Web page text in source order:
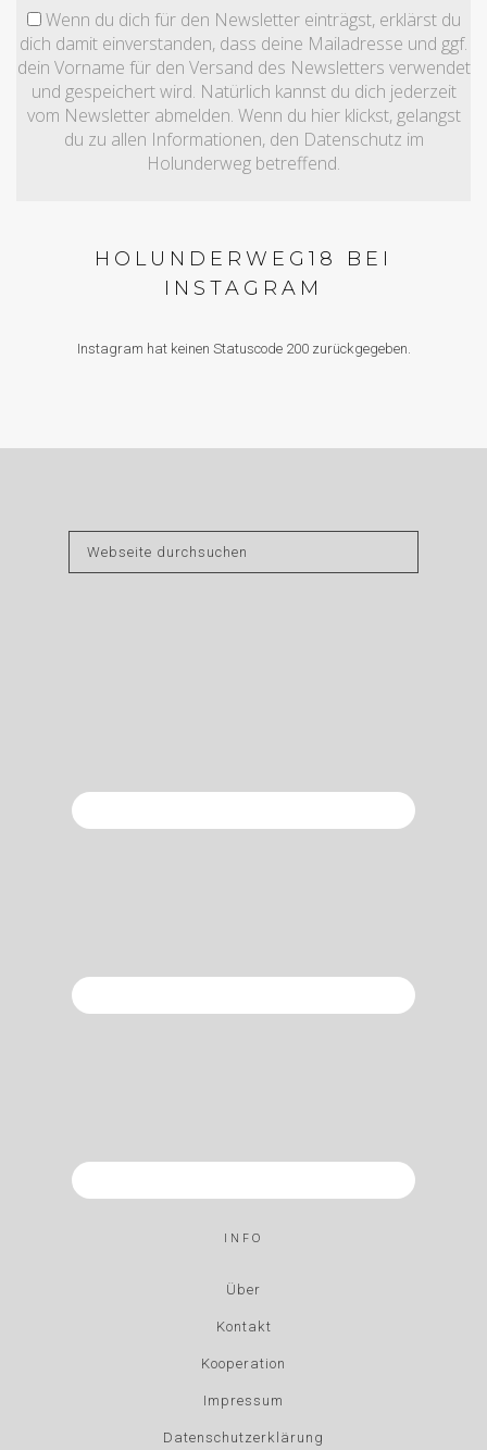
Wenn du dich für den Newsletter einträgst, erklärst du
dich damit einverstanden, dass deine Mailadresse und ggf.
dein Vorname für den Versand des Newsletters verwendet
und gespeichert wird. Natürlich kannst du dich jederzeit
vom Newsletter abmelden. Wenn du hier klickst, gelangst
du zu allen Informationen, den Datenschutz im
Holunderweg betreffend.
HOLUNDERWEG18 BEI
INSTAGRAM
Instagram hat keinen Statuscode 200 zurückgegeben.
INFO
Über
Kontakt
Kooperation
Impressum
Datenschutzerklärung